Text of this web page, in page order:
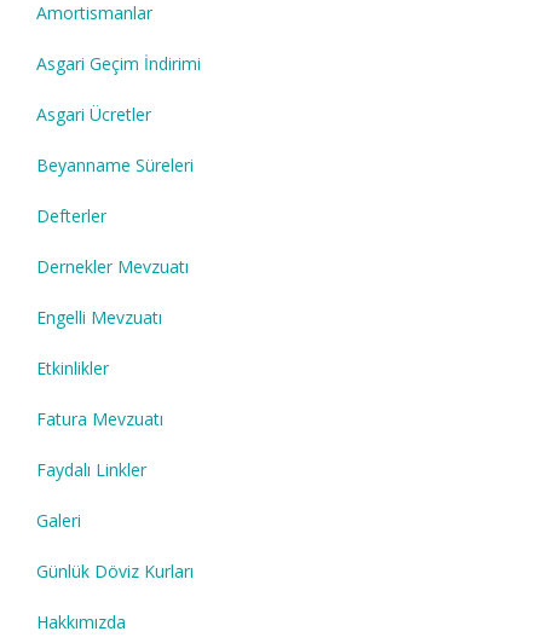
Amortismanlar
Asgari Geçim İndirimi
Asgari Ücretler
Beyanname Süreleri
Defterler
Dernekler Mevzuatı
Engelli Mevzuatı
Etkinlikler
Fatura Mevzuatı
Faydalı Linkler
Galeri
Günlük Döviz Kurları
Hakkımızda